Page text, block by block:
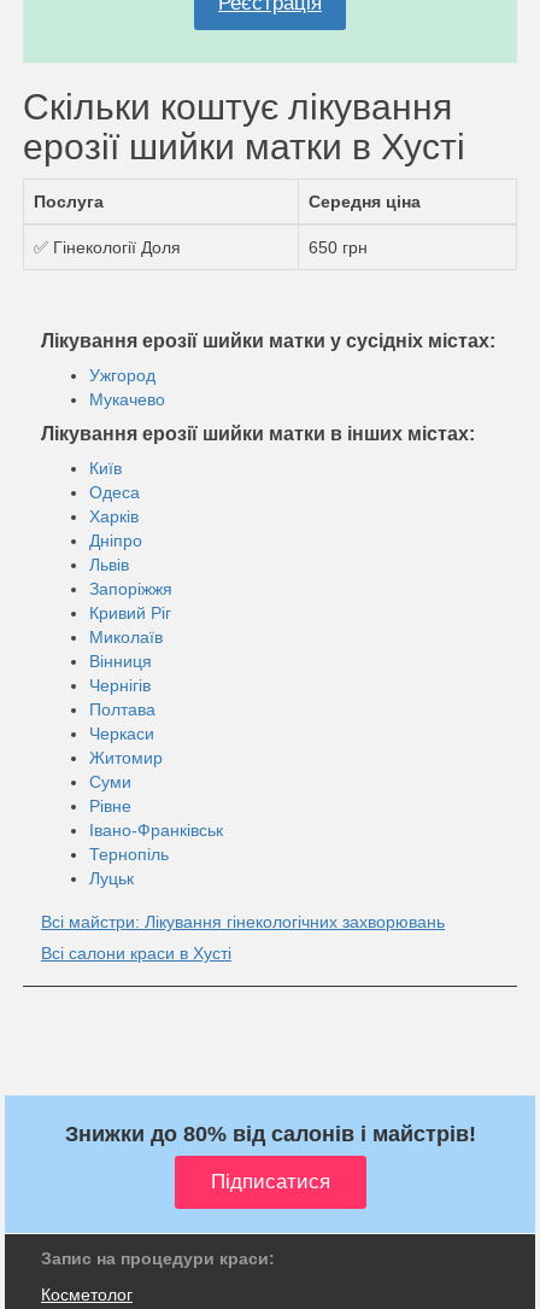
Скільки коштує лікування
ерозії шийки матки в Хусті
Послуга Середня ціна
✅ Гінекології Доля 650 грн
Лікування ерозії шийки матки у сусідніх містах:
Ужгород
Мукачево
Лікування ерозії шийки матки в інших містах:
Київ
Одеса
Харків
Дніпро
Львів
Запоріжжя
Кривий Ріг
Миколаїв
Вінниця
Чернігів
Полтава
Черкаси
Житомир
Суми
Рівне
Івано-Франківськ
Тернопіль
Луцьк
Всі майстри: Лікування гінекологічних захворювань
Всі салони краси в Хусті
Знижки до 80% від салонів і майстрів!
Запис на процедури краси:
Косметолог